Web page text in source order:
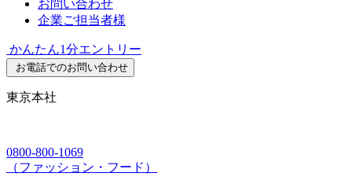
お問い合わせ
企業ご担当者様
かんたん1分エントリー
お電話でのお問い合わせ
東京本社
0800-800-1069
（ファッション・フード）